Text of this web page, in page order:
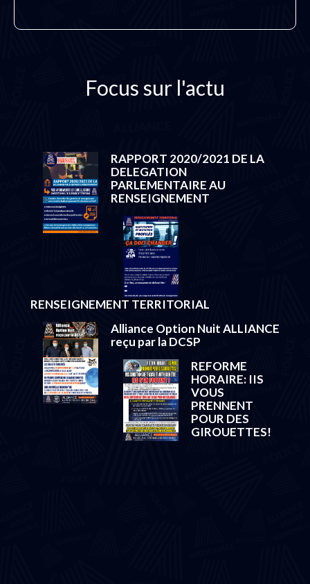
Focus sur l'actu
RAPPORT 2020/2021 DE LA
DELEGATION
PARLEMENTAIRE AU
RENSEIGNEMENT
RENSEIGNEMENT TERRITORIAL
Alliance Option Nuit ALLIANCE
reçu par la DCSP
REFORME
HORAIRE: IIS
VOUS
PRENNENT
POUR DES
GIROUETTES!